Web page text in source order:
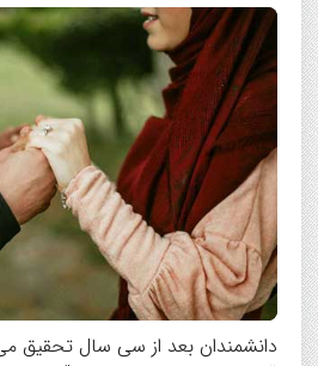
دانشمندان بعد از سی سال تحقیق